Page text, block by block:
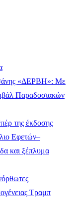
«ΔΕΡΒΗ»: Με
Παραδοσιακών
της έκδοσης
Εφετών–
και ξέπλυμα
Τραμπ